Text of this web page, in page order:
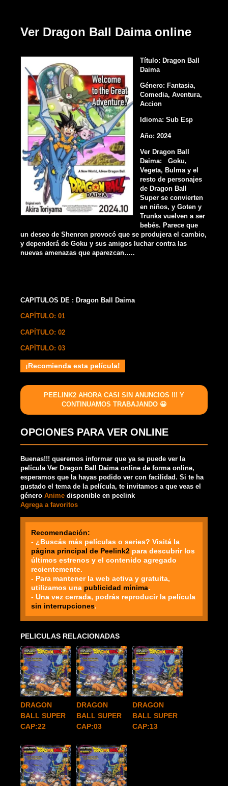
Ver Dragon Ball Daima online
Título: Dragon Ball
Daima
Género: Fantasia,
Comedia, Aventura,
Accion
Idioma: Sub Esp
Año: 2024
Ver Dragon Ball
Daima: Goku,
Vegeta, Bulma y el
resto de personajes
de Dragon Ball
Super se convierten
en niños, y Goten y
Trunks vuelven a ser
bebés. Parece que
un deseo de Shenron provocó que se produjera el cambio,
y dependerá de Goku y sus amigos luchar contra las
nuevas amenazas que aparezcan…..
CAPITULOS DE : Dragon Ball Daima
CAPÍTULO: 01
CAPÍTULO: 02
CAPÍTULO: 03
¡Recomienda esta película!
PEELINK2 AHORA CASI SIN ANUNCIOS !!! Y
CONTINUAMOS TRABAJANDO 😀
OPCIONES PARA VER ONLINE
Buenas!!! queremos informar que ya se puede ver la
película Ver Dragon Ball Daima online de forma online,
esperamos que la hayas podido ver con facilidad. Si te ha
gustado el tema de la película, te invitamos a que veas el
género Anime disponible en peelink
Agrega a favoritos
Recomendación:
- ¿Buscás más películas o series? Visitá la
página principal de Peelink2 para descubrir los
últimos estrenos y el contenido agregado
recientemente.
- Para mantener la web activa y gratuita,
utilizamos una publicidad mínima.
- Una vez cerrada, podrás reproducir la película
sin interrupciones.
PELICULAS RELACIONADAS
DRAGON
BALL SUPER
CAP:22
DRAGON
BALL SUPER
CAP:03
DRAGON
BALL SUPER
CAP:13